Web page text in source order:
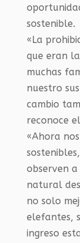
sostenible.
«La
que eran
muchas
nuestro
cambio
reconoce
«Ahora
observen
natural
no solo
elefantes,
ingreso